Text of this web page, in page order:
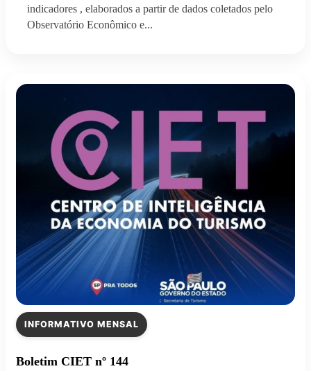
indicadores , elaborados a partir de dados coletados pelo
Observatório Econômico e...
INFORMATIVO MENSAL
Boletim CIET nº 144